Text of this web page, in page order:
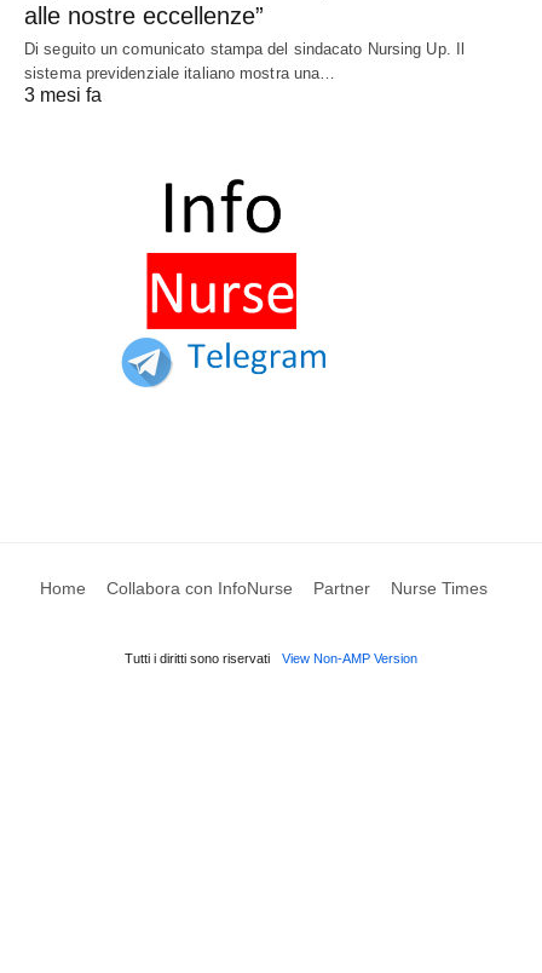
alle nostre eccellenze”
Di seguito un comunicato stampa del sindacato Nursing Up. Il
sistema previdenziale italiano mostra una…
3 mesi fa
Home Collabora con InfoNurse Partner Nurse Times
Tutti i diritti sono riservati View Non-AMP Version